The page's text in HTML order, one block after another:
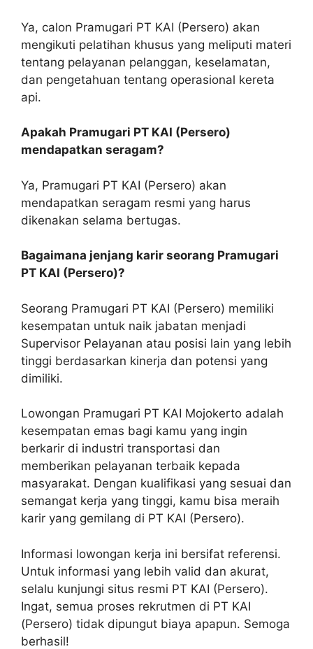
Ya, calon Pramugari PT KAI (Persero) akan
mengikuti pelatihan khusus yang meliputi materi
tentang pelayanan pelanggan, keselamatan,
dan pengetahuan tentang operasional kereta
api.
Apakah Pramugari PT KAI (Persero)
mendapatkan seragam?
Ya, Pramugari PT KAI (Persero) akan
mendapatkan seragam resmi yang harus
dikenakan selama bertugas.
Bagaimana jenjang karir seorang Pramugari
PT KAI (Persero)?
Seorang Pramugari PT KAI (Persero) memiliki
kesempatan untuk naik jabatan menjadi
Supervisor Pelayanan atau posisi lain yang lebih
tinggi berdasarkan kinerja dan potensi yang
dimiliki.
Lowongan Pramugari PT KAI Mojokerto adalah
kesempatan emas bagi kamu yang ingin
berkarir di industri transportasi dan
memberikan pelayanan terbaik kepada
masyarakat. Dengan kualifikasi yang sesuai dan
semangat kerja yang tinggi, kamu bisa meraih
karir yang gemilang di PT KAI (Persero).
Informasi lowongan kerja ini bersifat referensi.
Untuk informasi yang lebih valid dan akurat,
selalu kunjungi situs resmi PT KAI (Persero).
Ingat, semua proses rekrutmen di PT KAI
(Persero) tidak dipungut biaya apapun. Semoga
berhasil!